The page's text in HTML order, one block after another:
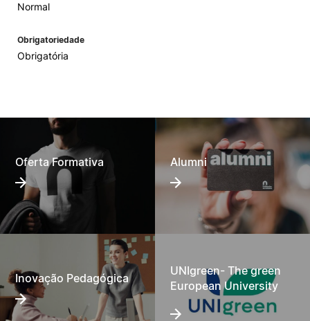
Normal
Obrigatoriedade
Obrigatória
Oferta Formativa Alumni
Inovação Pedagógica
UNIgreen- The green
European University